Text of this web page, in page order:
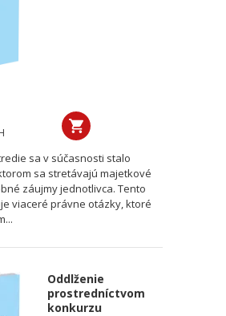
sa v súčasnosti stalo
sa stretávajú majetkové
záujmy jednotlivca. Tento
viaceré právne otázky, ktoré
Oddlženie
prostredníctvom
konkurzu